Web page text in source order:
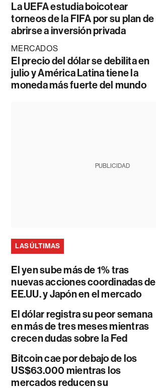
La UEFA estudia boicotear
torneos de la FIFA por su plan de
abrirse a inversión privada
MERCADOS
El precio del dólar se debilita en
julio y América Latina tiene la
moneda más fuerte del mundo
PUBLICIDAD
LAS ÚLTIMAS
El yen sube más de 1% tras
nuevas acciones coordinadas de
EE.UU. y Japón en el mercado
El dólar registra su peor semana
en más de tres meses mientras
crecen dudas sobre la Fed
Bitcoin cae por debajo de los
US$63.000 mientras los
mercados reducen su